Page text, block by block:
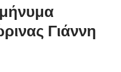
Γιάννη